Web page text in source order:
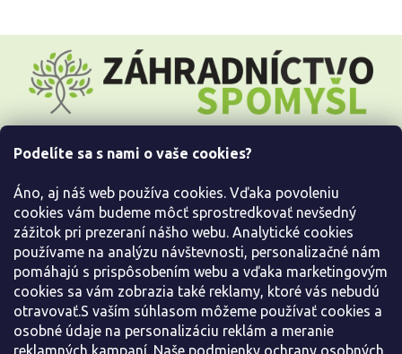
Podelíte sa s nami o vaše cookies?
Áno, aj náš web používa cookies. Vďaka povoleniu
cookies vám budeme môcť sprostredkovať nevšedný
zážitok pri prezeraní nášho webu. Analytické cookies
používame na analýzu návštevnosti, personalizačné nám
pomáhajú s prispôsobením webu a vďaka marketingovým
cookies sa vám zobrazia také reklamy, ktoré vás nebudú
otravovať.S vaším súhlasom môžeme používať cookies a
osobné údaje na personalizáciu reklám a meranie
reklamných kampaní. Naše podmienky ochrany osobných
t
Informácie pre Vás
Kontaktujte nás